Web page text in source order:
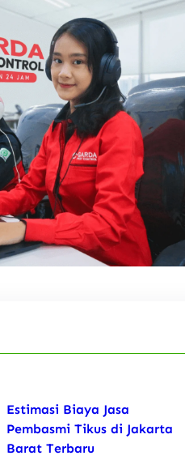
Estimasi Biaya Jasa
Pembasmi Tikus di Jakarta
Barat Terbaru